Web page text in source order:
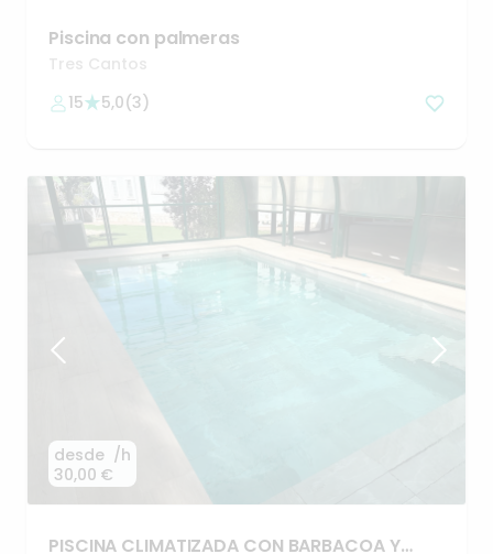
Piscina con palmeras
Tres Cantos
15
5,0(3)
desde
30,00 €
/h
PISCINA CLIMATIZADA CON BARBACOAY